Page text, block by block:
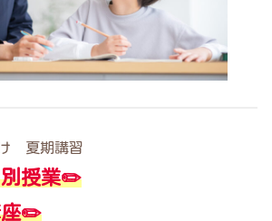
夏期講習
授業✏️
座✏️